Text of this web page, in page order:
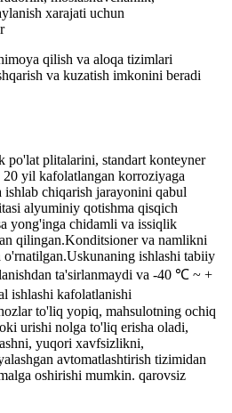
xarajati uchun
qilish va aloqa tizimlari
va kuzatish imkonini beradi
po'lat plitalarini, standart konteyner
yil kafolatlangan korroziyaga
ishlab chiqarish jarayonini qabul
alyuminiy qotishma qisqich
yong'inga chidamli va issiqlik
qilingan.Konditsioner va namlikni
o'rnatilgan.Uskunaning ishlashi tabiiy
ta'sirlanmaydi va -40 ℃ ~ +
ishlashi kafolatlanishi
to'liq yopiq, mahsulotning ochiq
urishi nolga to'liq erisha oladi,
yuqori xavfsizlikni,
avtomatlashtirish tizimidan
oshirishi mumkin. qarovsiz